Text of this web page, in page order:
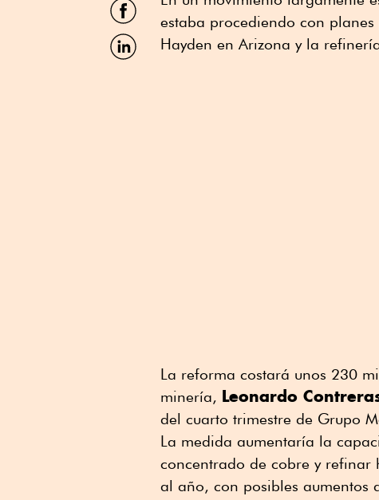
por
Facebook
Compartir
por
estaba procediendo ⁠con
Hayden en Arizona y la
La reforma costará unos 230
minería, Leonardo
del cuarto trimestre de Grupo
La medida aumentaría la
concentrado de cobre y refinar
al año, con posibles aumentos